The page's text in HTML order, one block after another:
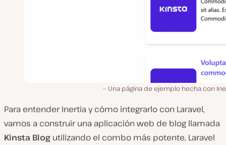
Una página de ejemplo hecha con
Para entender Inertia y cómo integrarlo con Laravel,
vamos a construir una aplicación web de blog llamada
Kinsta Blog utilizando el combo más potente, Laravel